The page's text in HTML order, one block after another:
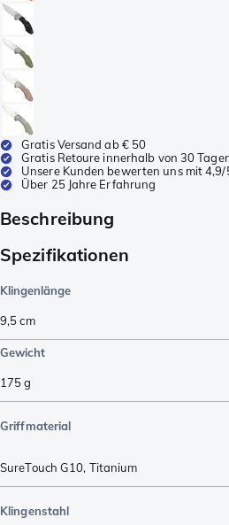
Gratis Versand ab € 50
Gratis Retoure innerhalb von 30
Unsere Kunden bewerten uns mit 4,9/
Über 25 Jahre Erfahrung
Beschreibung
Spezifikationen
Klingenlänge
9,5cm
Gewicht
175g
Griffmaterial
SureTouch G10, Titanium
Klingenstahl